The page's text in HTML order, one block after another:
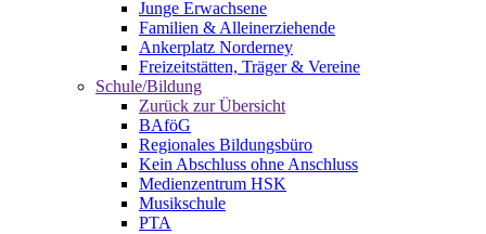
Junge Erwachsene
Familien & Alleinerziehende
Ankerplatz Norderney
Freizeitstätten, Träger & Vereine
Schule/Bildung
Zurück zur Übersicht
BAföG
Regionales Bildungsbüro
Kein Abschluss ohne Anschluss
Medienzentrum HSK
Musikschule
PTA